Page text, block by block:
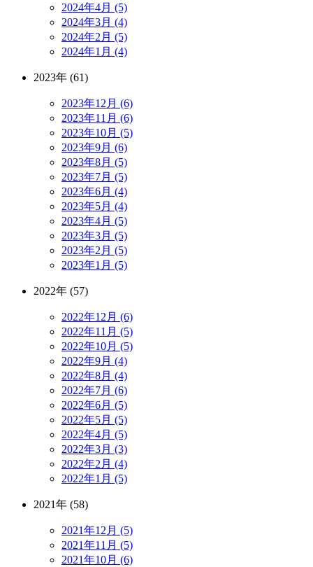
2024年4月 (5)
2024年3月 (4)
2024年2月 (5)
2024年1月 (4)
2023年 (61)
2023年12月 (6)
2023年11月 (6)
2023年10月 (5)
2023年9月 (6)
2023年8月 (5)
2023年7月 (5)
2023年6月 (4)
2023年5月 (4)
2023年4月 (5)
2023年3月 (5)
2023年2月 (5)
2023年1月 (5)
2022年 (57)
2022年12月 (6)
2022年11月 (5)
2022年10月 (5)
2022年9月 (4)
2022年8月 (4)
2022年7月 (6)
2022年6月 (5)
2022年5月 (5)
2022年4月 (5)
2022年3月 (3)
2022年2月 (4)
2022年1月 (5)
2021年 (58)
2021年12月 (5)
2021年11月 (5)
2021年10月 (6)